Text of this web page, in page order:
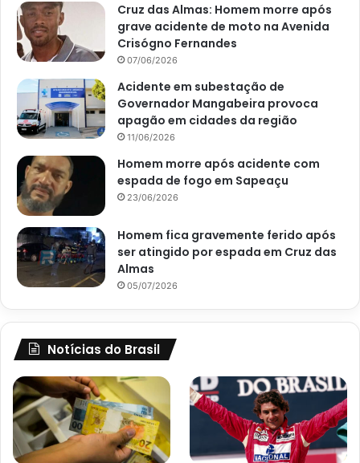
Cruz das Almas: Homem morre após
grave acidente de moto na Avenida
Crisógno Fernandes
07/06/2026
Acidente em subestação de
Governador Mangabeira provoca
apagão em cidades da região
11/06/2026
Homem morre após acidente com
espada de fogo em Sapeaçu
23/06/2026
Homem fica gravemente ferido após
ser atingido por espada em Cruz das
Almas
05/07/2026
Notícias do Brasil